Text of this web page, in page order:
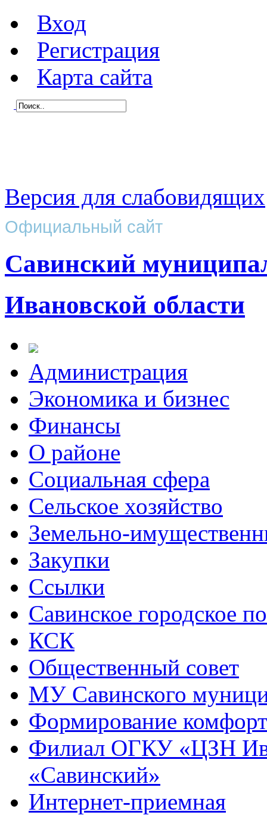
Вход
Регистрация
Карта сайта
Версия для слабовидящих
Официальный сайт
Савинский
Ивановской области
Администрация
Экономика и бизнес
Финансы
О районе
Социальная сфера
Сельское хозяйство
Земельно-
Закупки
Ссылки
Савинское городское
КСК
Общественный совет
МУ Савинского
Формирование
Филиал ОГКУ «ЦЗН
«Савинский»
Интернет-приемная